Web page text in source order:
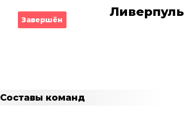
Завершён
Ливерпуль
Составы команд